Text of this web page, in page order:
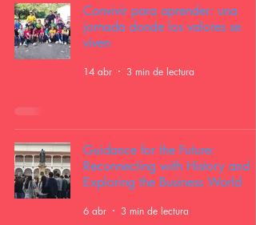
Convivir para aprender: una
jornada donde los valores se
viven
14 abr 3 min de lectura
Guidance for the Future:
Reconnecting with History and
Exploring the Business World
6 abr 3 min de lectura